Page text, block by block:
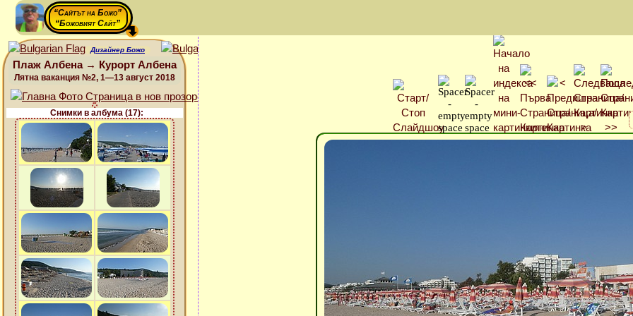
“Сайтът на Божо”
“Божовият Сайт”
Дизайнер Божо
Плаж Албена → Курорт Албена
Лятна ваканция №2, 1—13 август 2018
Снимки в албума (17):